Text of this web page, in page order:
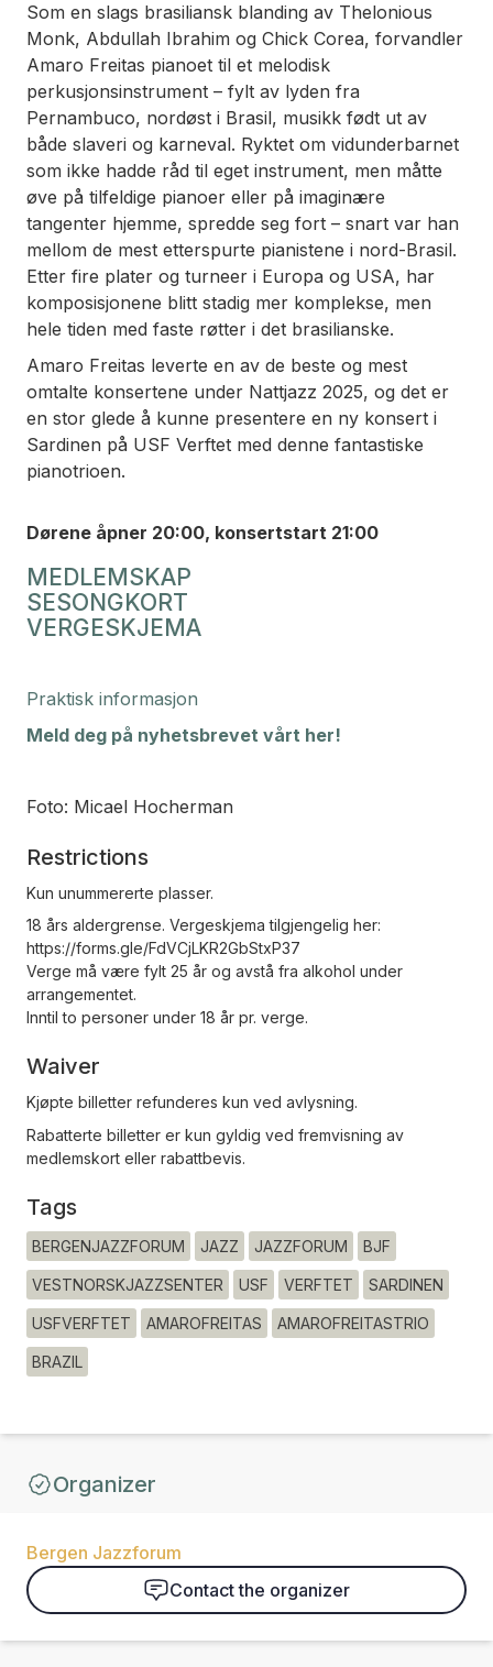
Som en slags brasiliansk blanding av Thelonious
Monk, Abdullah Ibrahim og Chick Corea, forvandler
Amaro Freitas pianoet til et melodisk
perkusjonsinstrument – fylt av lyden fra
Pernambuco, nordøst i Brasil, musikk født ut av
både slaveri og karneval. Ryktet om vidunderbarnet
som ikke hadde råd til eget instrument, men måtte
øve på tilfeldige pianoer eller på imaginære
tangenter hjemme, spredde seg fort – snart var han
mellom de mest etterspurte pianistene i nord-Brasil.
Etter fire plater og turneer i Europa og USA, har
komposisjonene blitt stadig mer komplekse, men
hele tiden med faste røtter i det brasilianske.
Amaro Freitas leverte en av de beste og mest
omtalte konsertene under Nattjazz 2025, og det er
en stor glede å kunne presentere en ny konsert i
Sardinen på USF Verftet med denne fantastiske
pianotrioen.
Dørene åpner 20:00, konsertstart 21:00
MEDLEMSKAP
SESONGKORT
VERGESKJEMA
Praktisk informasjon
Meld deg på nyhetsbrevet vårt her!
Foto: Micael Hocherman
Restrictions
Kun unummererte plasser.
18 års aldergrense. Vergeskjema tilgjengelig her:
https://forms.gle/FdVCjLKR2GbStxP37
Verge må være fylt 25 år og avstå fra alkohol under
arrangementet.
Inntil to personer under 18 år pr. verge.
Waiver
Kjøpte billetter refunderes kun ved avlysning.
Rabatterte billetter er kun gyldig ved fremvisning av
medlemskort eller rabattbevis.
Tags
BERGENJAZZFORUM JAZZ JAZZFORUM BJF
VESTNORSKJAZZSENTER USF VERFTET SARDINEN
USFVERFTET AMAROFREITAS AMAROFREITASTRIO
BRAZIL
Organizer
Bergen Jazzforum
Contact the organizer